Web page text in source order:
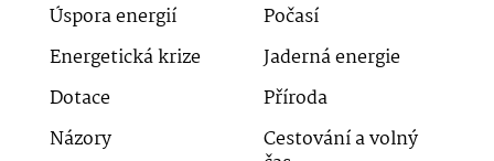
Úspora energií
Počasí
Energetická krize
Jaderná energie
Dotace
Příroda
Názory
Cestování a volný